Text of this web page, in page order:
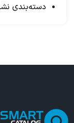
دسته‌بندی